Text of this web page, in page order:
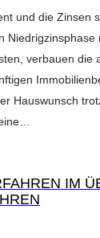
und die Zinsen
Niedrigzinsphase
verbauen die
Hauswunsch
IM